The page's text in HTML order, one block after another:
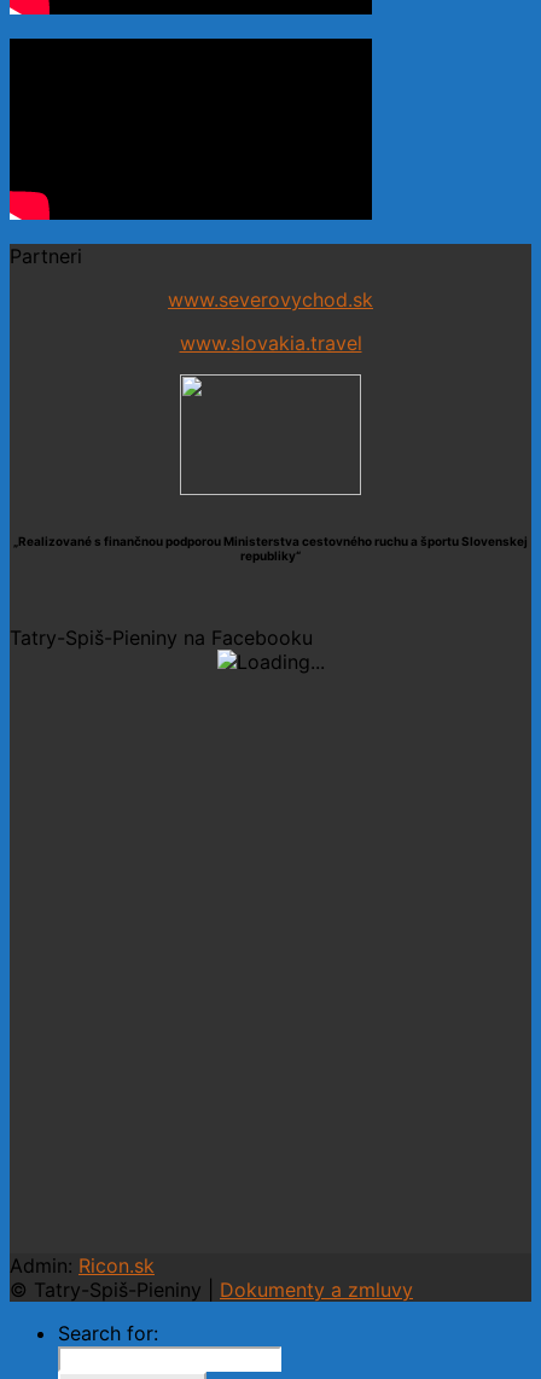
Partneri
www.severovychod.sk
www.slovakia.travel
„Realizované s finančnou podporou Ministerstva cestovného ruchu a športu Slovenskej
republiky“
Tatry-Spiš-Pieniny na Facebooku
Admin: Ricon.sk
© Tatry-Spiš-Pieniny | Dokumenty a zmluvy
Search for: